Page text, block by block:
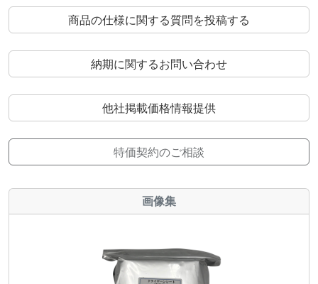
商品の仕様に関する質問を投稿する
納期に関するお問い合わせ
他社掲載価格情報提供
特価契約のご相談
画像集